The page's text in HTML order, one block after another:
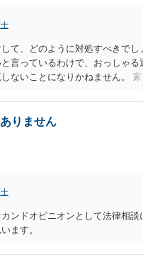
て、どのように対処すべきでし
言っているわけで、おっしゃる
ないことになりかねません。
だいた感じだとあまり効果がな
は、 ・弁護士経由で説得 ・再度
せない場合のペナルティ的なも
依頼するかどうかはともかく、
りません
ンドオピニオンとして法律相談
ます。